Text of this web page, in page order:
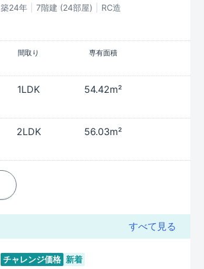
築24年
7階建 (24部屋) RC造
間取り
専有面積
1LDK
54.42m²
2LDK
56.03m²
すべて見る
チャレンジ価格 新着